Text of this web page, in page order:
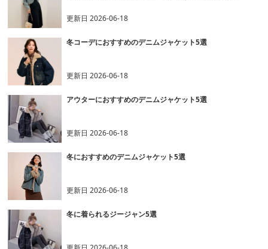
更新日2026-06-18
冬コーデにおすすめのデニムジャケット5選
更新日2026-06-18
アウターにおすすめのデニムジャケット5選
更新日2026-06-18
冬におすすめのデニムジャケット5選
更新日2026-06-18
冬に着られるジージャン5選